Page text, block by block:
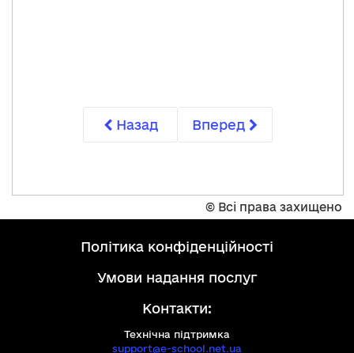
Назад Вперед
© Всі права захищено
політика конфіденційності
умови надання послуг
Контакти:
Технічна підтримка
support@e-school.net.ua